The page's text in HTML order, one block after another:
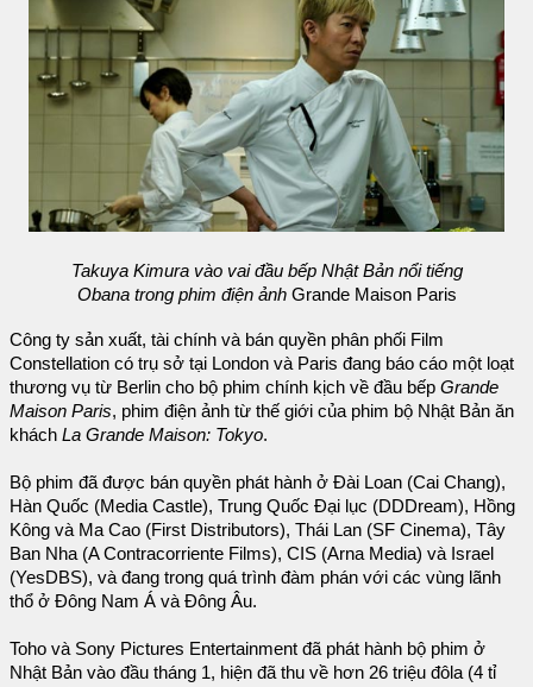
Takuya Kimura vào vai đầu bếp Nhật Bản nổi tiếng
Obana trong phim điện ảnhGrande Maison Paris
Công ty sản xuất, tài chính và bán quyền phân phối Film
Constellation có trụ sở tại London và Paris đang báo cáo một loạt
thương vụ từ Berlin cho bộ phim chính kịch về đầu bếp Grande
Maison Paris, phim điện ảnh từ thế giới của phim bộ Nhật Bản ăn
khách La Grande Maison: Tokyo.
Bộ phim đã được bán quyền phát hành ở Đài Loan (Cai Chang),
Hàn Quốc (Media Castle), Trung Quốc Đại lục (DDDream), Hồng
Kông và Ma Cao (First Distributors), Thái Lan (SF Cinema), Tây
Ban Nha (A Contracorriente Films), CIS (Arna Media) và Israel
(YesDBS), và đang trong quá trình đàm phán với các vùng lãnh
thổ ở Đông Nam Á và Đông Âu.
Toho và Sony Pictures Entertainment đã phát hành bộ phim ở
Nhật Bản vào đầu tháng 1, hiện đã thu về hơn 26 triệu đôla (4 tỉ